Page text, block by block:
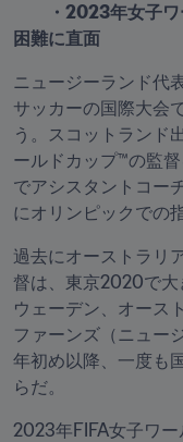
・2023年女子ワ
困難に直面
ニュージーランド代
サッカーの国際大会
う。スコットランド
ールドカップ™の監
でアシスタントコー
にオリンピックでの
過去にオーストラリ
督は、東京2020で大
ウェーデン、オース
ファーンズ（ニュー
年初め以降、一度も
らだ。
2023年FIFA女子ワ